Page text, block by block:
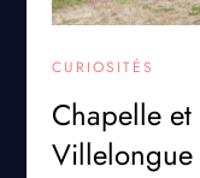
CURIOSITÉS
Chapelle